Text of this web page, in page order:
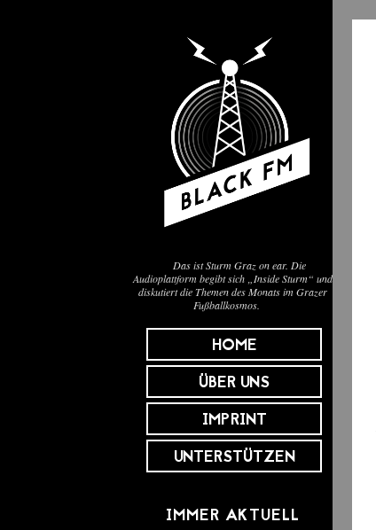
Das ist Sturm Graz on ear. Die
Audioplattform begibt sich „Inside Sturm“ und
diskutiert die Themen des Monats im Grazer
Fußballkosmos.
HOME
ÜBER UNS
IMPRINT
UNTERSTÜTZEN
IMMER AKTUELL